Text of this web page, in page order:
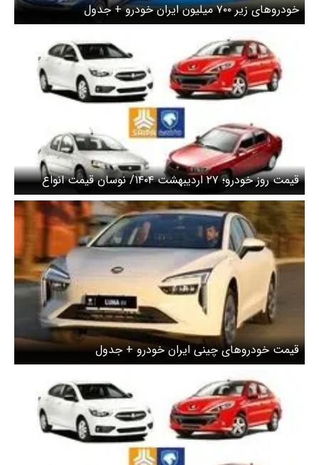
خودروهای زیر ۷۰۰ میلیون ایران خودرو + جدول
قیمت روز خودرو؛ ۲۷ اردیبهشت ۱۴۰۴/ نوسان قیمت انواع
خودروهای پرتیراژ
قیمت خودروهای چینی ایران خودرو + جدول